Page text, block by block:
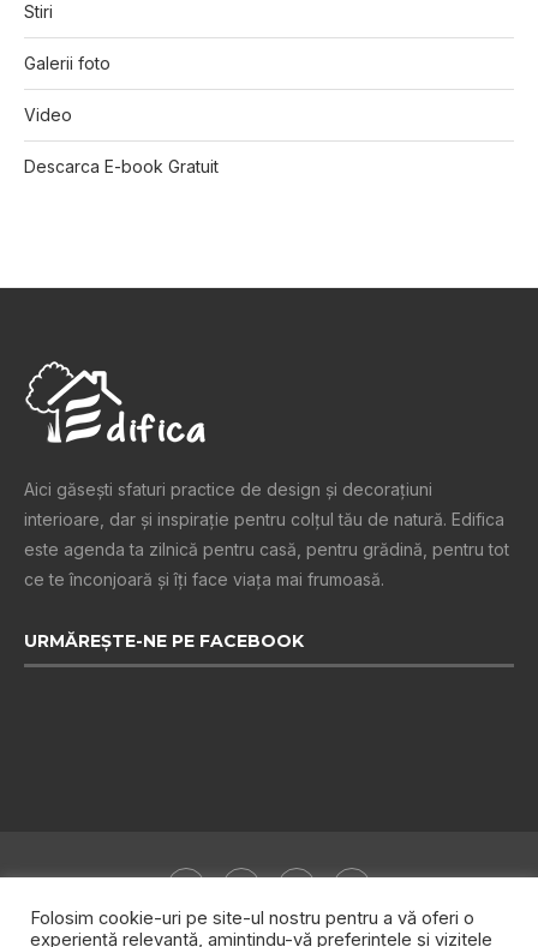
Stiri
Galerii foto
Video
Descarca E-book Gratuit
Aici găsești sfaturi practice de design şi decoraţiuni
interioare, dar și inspiraţie pentru colţul tău de natură. Edifica
este agenda ta zilnică pentru casă, pentru grădină, pentru tot
ce te înconjoară şi îţi face viaţa mai frumoasă.
URMĂREȘTE-NE PE FACEBOOK
Folosim cookie-uri pe site-ul nostru pentru a vă oferi o
experiență relevantă, amintindu-vă preferințele și vizitele